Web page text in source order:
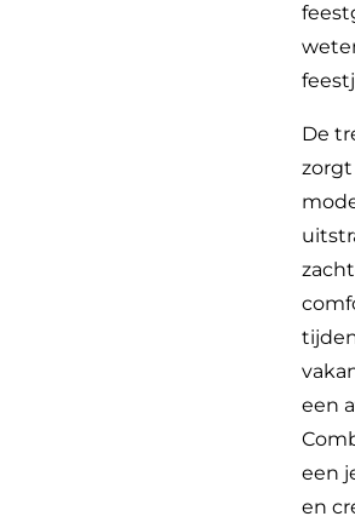
De
zorgt
een
een
en